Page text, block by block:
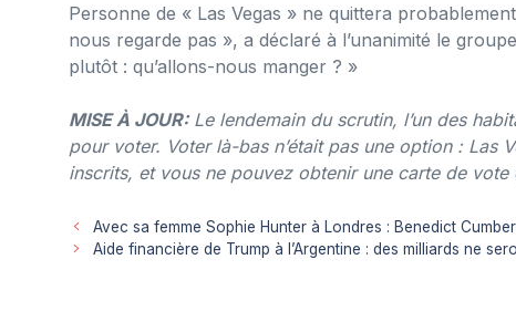
Personne de « Las Vegas » ne quittera
nous regarde pas », a déclaré à l’unanimité le
plutôt : qu’allons-nous manger ? »
MISE À JOUR:Le lendemain du scrutin, l’un des
pour voter. Voter là-bas n’était pas une option : Las
inscrits, et vous ne pouvez obtenir une carte de
Avec sa femme Sophie Hunter à Londres : Benedict
Aide financière de Trump à l’Argentine : des milliards ne